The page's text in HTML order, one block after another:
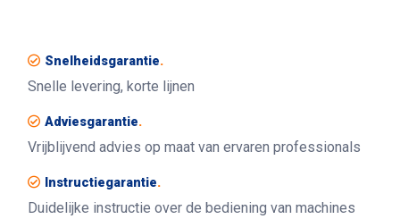
Snelheidsgarantie.
Snelle levering, korte lijnen
Adviesgarantie.
Vrijblijvend advies op maat van ervaren professionals
Instructiegarantie.
Duidelijke instructie over de bediening van machines